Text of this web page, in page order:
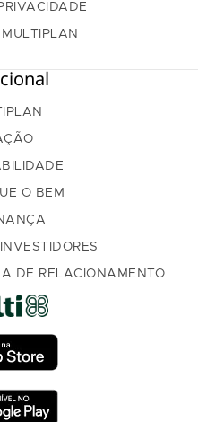
O BEM
DE RELACIONAMENTO